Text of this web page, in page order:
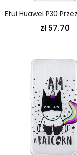
zł 57.70